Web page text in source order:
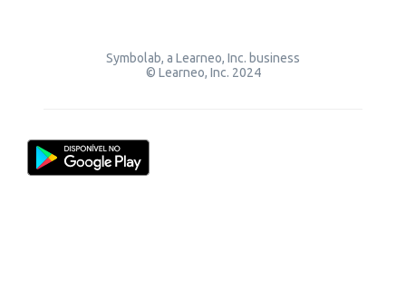
Symbolab, a Learneo, Inc. business
© Learneo, Inc. 2024